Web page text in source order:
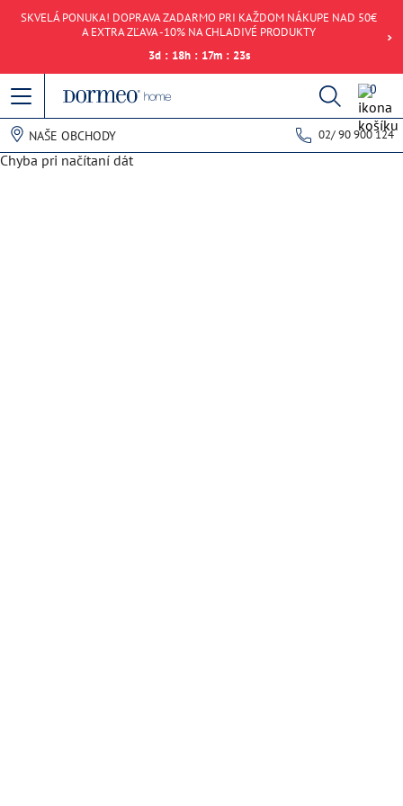
SKVELÁ PONUKA! DOPRAVA ZADARMO PRI KAŽDOM NÁKUPE NAD 50€
A EXTRA ZĽAVA -10% NA CHLADIVÉ PRODUKTY
3d : 18h : 17m : 23s
0
NAŠE OBCHODY 02/ 90 900 124
Chyba pri načítaní dát